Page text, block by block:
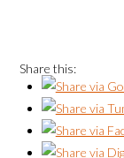
Share this: